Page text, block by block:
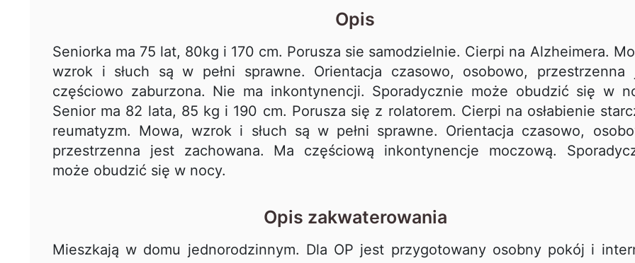
Opis
Seniorka ma 75 lat, 80kg i 170 cm. Porusza sie samodzielnie. Cierpi na Alzheimera.
wzrok i słuch są w pełni sprawne. Orientacja czasowo, osobowo, przestrzenna
częściowo zaburzona. Nie ma inkontynencji. Sporadycznie może obudzić się w
Senior ma 82 lata, 85 kg i 190 cm. Porusza się z rolatorem. Cierpi na osłabienie
reumatyzm. Mowa, wzrok i słuch są w pełni sprawne. Orientacja czasowo,
przestrzenna jest zachowana. Ma częściową inkontynencje moczową.
może obudzić się w nocy.
Opis zakwaterowania
Mieszkają w domu jednorodzinnym. Dla OP jest przygotowany osobny pokój i